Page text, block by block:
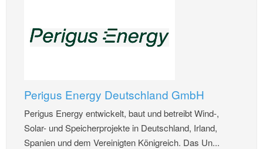
Perigus Energy Deutschland GmbH
Perigus Energy entwickelt, baut und betreibt Wind-,
Solar- und Speicherprojekte in Deutschland, Irland,
Spanien und dem Vereinigten Königreich. Das Un...